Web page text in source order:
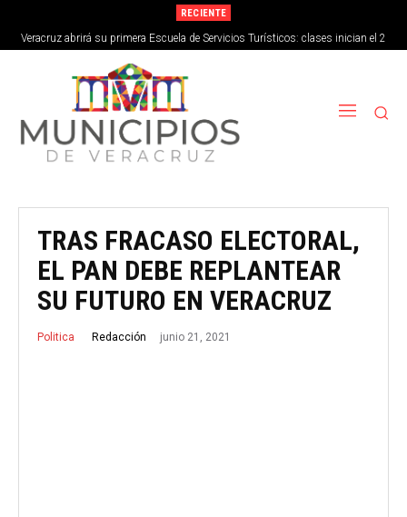
RECIENTE
Veracruz abrirá su primera Escuela de Servicios Turísticos: clases inician el 2
de septiembre
TRAS FRACASO ELECTORAL,
EL PAN DEBE REPLANTEAR
SU FUTURO EN VERACRUZ
Politica Redacción junio 21, 2021